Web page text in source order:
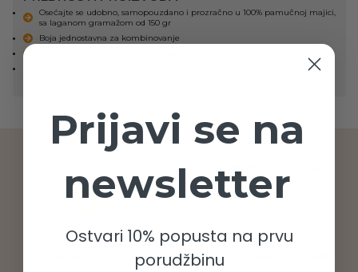
Osećajte se udobno, samopouzdano i prozračno u 100% pamučnoj majici,
sa laganom gramažom od 150 gr
Boja jednostavna za kombinovanje
Render sa elastinom oko vrata je tu za lagodnije oblačenje i svlačenje,
Zamena proizvoda Brza dostava do 48h
Prijavi se na
newsletter
Ostvari 10% popusta na prvu
porudžbinu